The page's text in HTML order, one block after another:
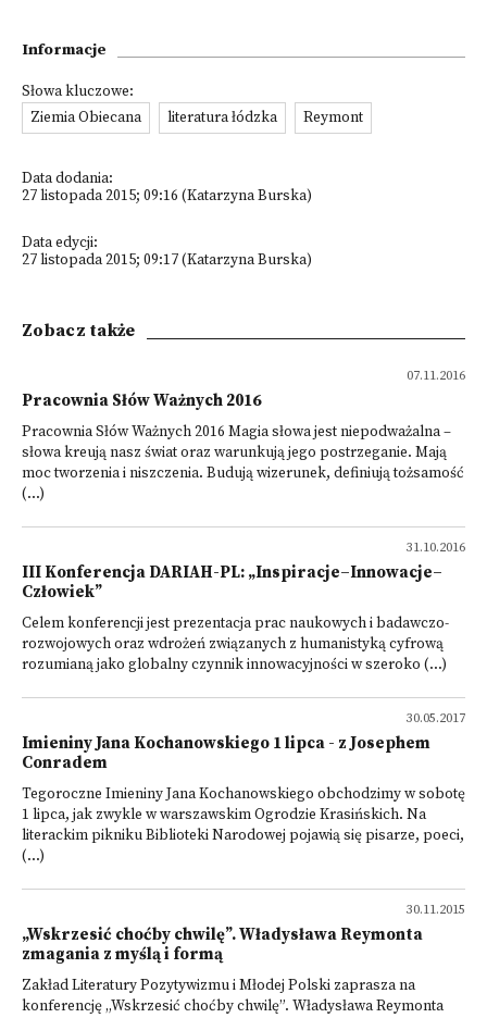
Informacje
Słowa kluczowe:
Ziemia Obiecana
literatura łódzka Reymont
Data dodania:
27 listopada 2015; 09:16 (Katarzyna Burska)
Data edycji:
27 listopada 2015; 09:17 (Katarzyna Burska)
Zobacz także
07.11.2016
Pracownia Słów Ważnych 2016
Pracownia Słów Ważnych 2016 Magia słowa jest niepodważalna –
słowa kreują nasz świat oraz warunkują jego postrzeganie. Mają
moc tworzenia i niszczenia. Budują wizerunek, definiują tożsamość
(...)
31.10.2016
III Konferencja DARIAH-PL: „Inspiracje–Innowacje–
Człowiek”
Celem konferencji jest prezentacja prac naukowych i badawczo-
rozwojowych oraz wdrożeń związanych z humanistyką cyfrową
rozumianą jako globalny czynnik innowacyjności w szeroko (...)
30.05.2017
Imieniny Jana Kochanowskiego 1 lipca - z Josephem
Conradem
Tegoroczne Imieniny Jana Kochanowskiego obchodzimy w sobotę
1 lipca, jak zwykle w warszawskim Ogrodzie Krasińskich. Na
literackim pikniku Biblioteki Narodowej pojawią się pisarze, poeci,
(...)
30.11.2015
„Wskrzesić choćby chwilę”. Władysława Reymonta
zmagania z myślą i formą
Zakład Literatury Pozytywizmu i Młodej Polski zaprasza na
konferencję „Wskrzesić choćby chwilę”. Władysława Reymonta